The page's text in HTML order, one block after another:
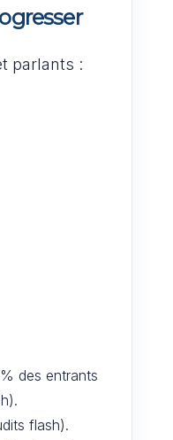
parlants :
des entrants
flash).